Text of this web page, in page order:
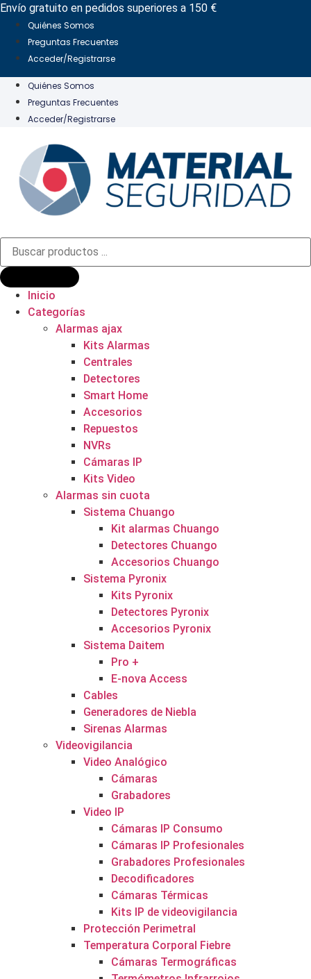
Ir
contenido
Envío gratuito en pedidos superiores a 150 €
Quiénes Somos
Preguntas Frecuentes
Acceder/Registrarse
Quiénes Somos
Preguntas Frecuentes
Acceder/Registrarse
Búsqueda
productos
Inicio
Categorías
Alarmas ajax
Kits Alarmas
Centrales
Detectores
Smart Home
Accesorios
Repuestos
NVRs
Cámaras IP
Kits Video
Alarmas sin cuota
Sistema Chuango
Kit alarmas Chuango
Detectores Chuango
Accesorios Chuango
Sistema Pyronix
Kits Pyronix
Detectores Pyronix
Accesorios Pyronix
Sistema Daitem
Pro +
E-nova Access
Cables
Generadores de Niebla
Sirenas Alarmas
Videovigilancia
Video Analógico
Cámaras
Grabadores
Video IP
Cámaras IP Consumo
Cámaras IP Profesionales
Grabadores Profesionales
Decodificadores
Cámaras Térmicas
Kits IP de videovigilancia
Protección Perimetral
Temperatura Corporal Fiebre
Cámaras Termográficas